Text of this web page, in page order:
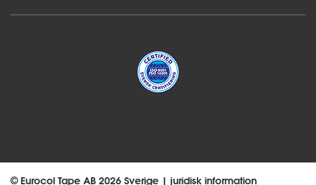
© Eurocol Tape AB 2026 Sverige | juridisk information